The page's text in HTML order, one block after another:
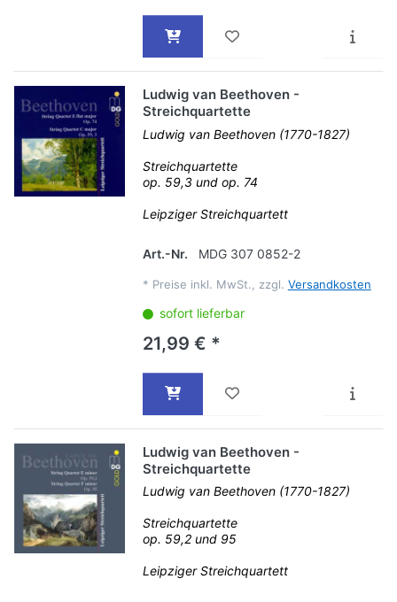
Ludwig van Beethoven -
Streichquartette
Ludwig van Beethoven (1770-1827)
Streichquartette
op. 59,3 und op. 74
Leipziger Streichquartett
Art.-Nr. MDG 307 0852-2
* Preise inkl. MwSt., zzgl. Versandkosten
sofort lieferbar
21,99 € *
Ludwig van Beethoven -
Streichquartette
Ludwig van Beethoven (1770-1827)
Streichquartette
op. 59,2 und 95
Leipziger Streichquartett